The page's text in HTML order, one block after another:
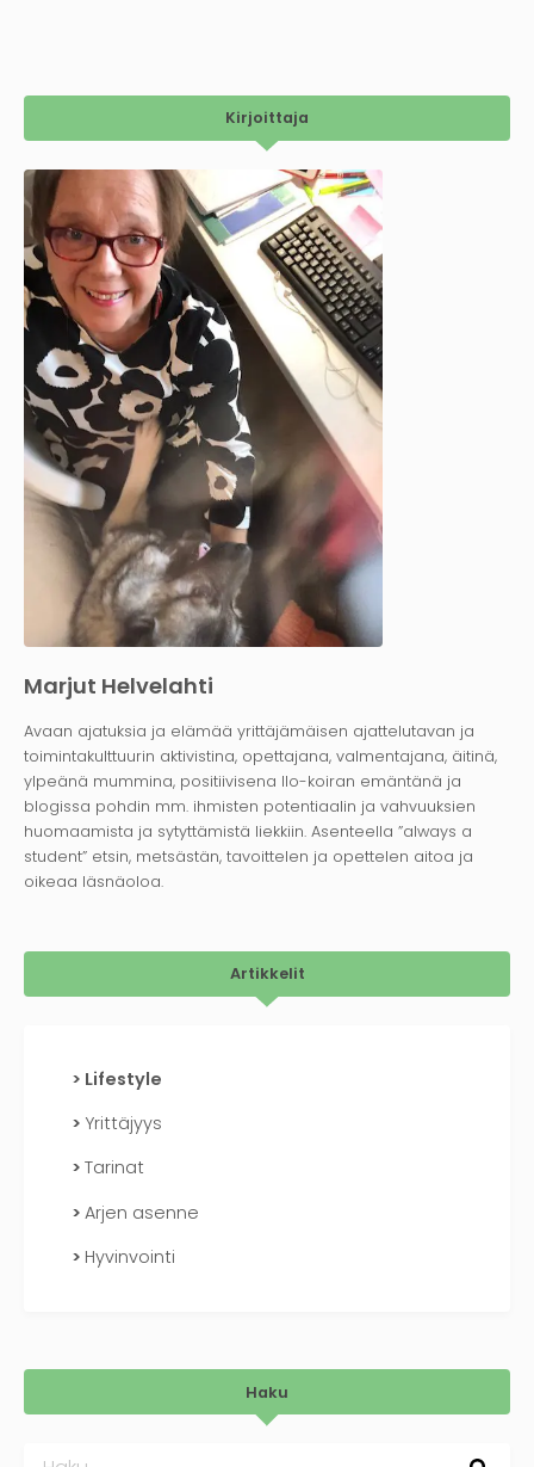
Kirjoittaja
Marjut Helvelahti
Avaan ajatuksia ja elämää yrittäjämäisen ajattelutavan ja
toimintakulttuurin aktivistina, opettajana, valmentajana, äitinä,
ylpeänä mummina, positiivisena Ilo-koiran emäntänä ja
blogissa pohdin mm. ihmisten potentiaalin ja vahvuuksien
huomaamista ja sytyttämistä liekkiin. Asenteella ”always a
student” etsin, metsästän, tavoittelen ja opettelen aitoa ja
oikeaa läsnäoloa.
Artikkelit
Lifestyle
Yrittäjyys
Tarinat
Arjen asenne
Hyvinvointi
Haku